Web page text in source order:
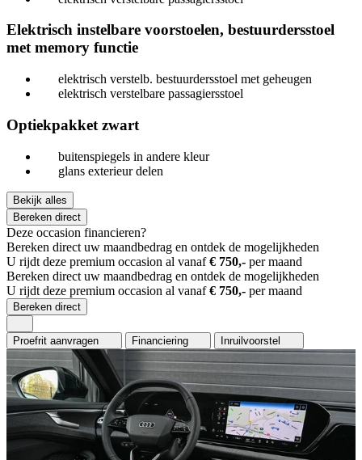
Elektrisch instelbare voorstoelen, bestuurdersstoel
met memory functie
elektrisch verstelb. bestuurdersstoel met geheugen
elektrisch verstelbare passagiersstoel
Optiekpakket zwart
buitenspiegels in andere kleur
glans exterieur delen
Bekijk alles
Bereken direct
Deze occasion financieren?
Bereken direct uw maandbedrag en ontdek de mogelijkheden
U rijdt deze premium occasion al vanaf€ 750,- per maand
Bereken direct uw maandbedrag en ontdek de mogelijkheden
U rijdt deze premium occasion al vanaf€ 750,- per maand
Bereken direct
Proefrit aanvragen Financiering Inruilvoorstel